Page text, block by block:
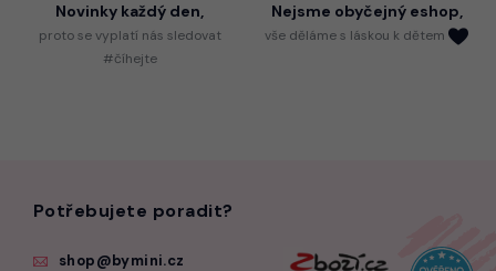
Novinky každý den,
protose vyplatí nás sledovat
#číhejte
Nejsme obyčejný eshop,
vše děláme s láskou k dětem
Potřebujete poradit?
shop@bymini.cz